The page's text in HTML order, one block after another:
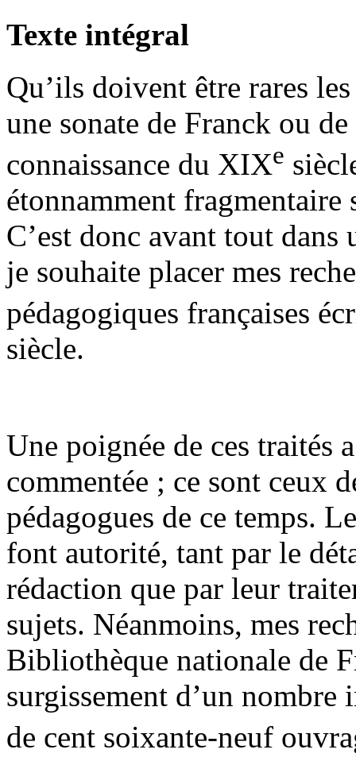
Texte intégral
Qu’ils doivent être rares
une sonate de Franck ou
connaissance du XIXe
étonnamment
C’est donc avant tout
je souhaite placer mes
pédagogiques françaises
siècle.
Une poignée de ces traités
commentée ; ce sont ceux
pédagogues de ce temps.
font autorité, tant par le
rédaction que par leur
sujets. Néanmoins, mes
Bibliothèque nationale de
surgissement d’un nombre
de cent soixante-neuf